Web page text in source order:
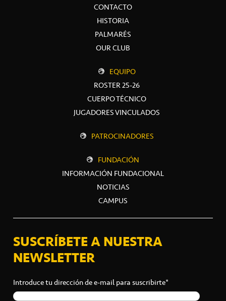
CONTACTO
HISTORIA
PALMARÉS
OUR CLUB
EQUIPO
ROSTER 25-26
CUERPO TÉCNICO
JUGADORES VINCULADOS
PATROCINADORES
FUNDACIÓN
INFORMACIÓN FUNDACIONAL
NOTICIAS
CAMPUS
SUSCRÍBETE A NUESTRA
NEWSLETTER
Introduce tu dirección de e-mail para suscribirte*